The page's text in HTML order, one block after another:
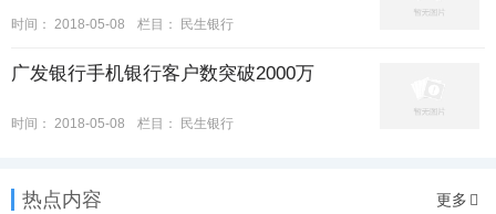
时间： 2018-05-08 栏目： 民生银行
广发银行手机银行客户数突破2000万
时间： 2018-05-08 栏目： 民生银行
热点内容 更多